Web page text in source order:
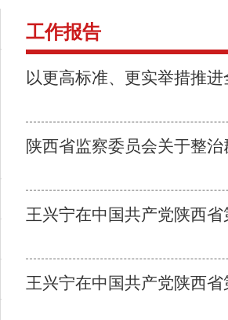
工作报告
以更高标准、更实举措推
陕西省监察委员会关于整
王兴宁在中国共产党陕西
王兴宁在中国共产党陕西